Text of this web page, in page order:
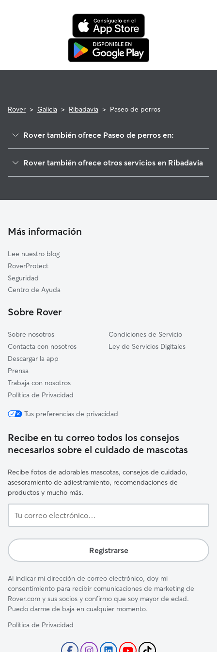
programa de reembolso de la Garantía Rover para asistencia
veterinaria que cumpla con los requisitos.
Rover > Galicia > Ribadavia > Paseo de perros
Rover también ofrece Paseo de perros en:
Pontedeva
Crecente
Padrenda
Castrelo de Miño
Beade
Ramirás
Rover también ofrece otros servicios en Ribadavia
Cuidadores a domicilio en Ribadavia
Más información
Lee nuestro blog
RoverProtect
Seguridad
Centro de Ayuda
Sobre Rover
Sobre nosotros
Contacta con nosotros
Descargar la app
Prensa
Trabaja con nosotros
Política de Privacidad
Condiciones de Servicio
Ley de Servicios Digitales
Tus preferencias de privacidad
Recibe en tu correo todos los consejos
necesarios sobre el cuidado de mascotas
Recibe fotos de adorables mascotas, consejos de cuidado,
asesoramiento de adiestramiento, recomendaciones de
productos y mucho más.
correo
Registrarse
Al indicar mi dirección de correo electrónico, doy mi
consentimiento para recibir comunicaciones de marketing de
Rover.com y sus socios y confirmo que soy mayor de edad.
Puedo darme de baja en cualquier momento.
Política de Privacidad